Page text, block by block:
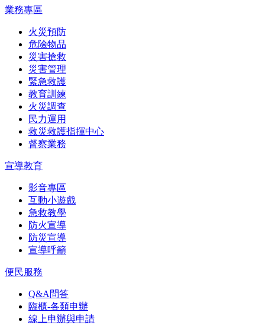
業務專區
火災預防
危險物品
災害搶救
災害管理
緊急救護
教育訓練
火災調查
民力運用
救災救護指揮中心
督察業務
宣導教育
影音專區
互動小遊戲
急救教學
防火宣導
防災宣導
宣導呼籲
便民服務
Q&A問答
臨櫃-各類申辦
線上申辦與申請